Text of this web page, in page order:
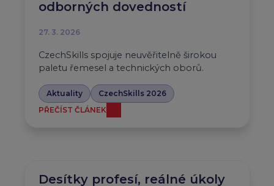
odborných dovedností
27. 3. 2026
CzechSkills spojuje neuvěřitelně širokou
paletu řemesel a technických oborů.
Aktuality
CzechSkills 2026
PŘEČÍST ČLÁNEK
Desítky profesí, reálné úkoly